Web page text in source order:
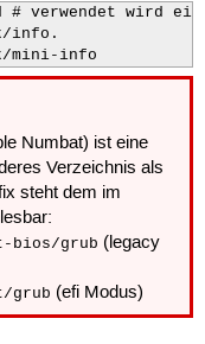
verwendet wird
info.
mini-info
Numbat) ist eine
Verzeichnis als
steht dem im
bios/grub (legacy
grub (efi Modus)